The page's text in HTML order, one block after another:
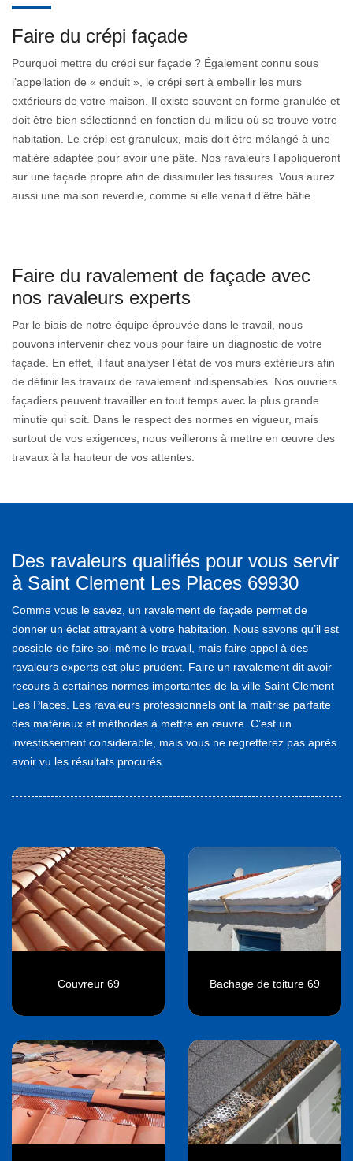
Faire du crépi façade
Pourquoi mettre du crépi sur façade ? Également connu sous
l’appellation de « enduit », le crépi sert à embellir les murs
extérieurs de votre maison. Il existe souvent en forme granulée et
doit être bien sélectionné en fonction du milieu où se trouve votre
habitation. Le crépi est granuleux, mais doit être mélangé à une
matière adaptée pour avoir une pâte. Nos ravaleurs l’appliqueront
sur une façade propre afin de dissimuler les fissures. Vous aurez
aussi une maison reverdie, comme si elle venait d’être bâtie.
Faire du ravalement de façade avec
nos ravaleurs experts
Par le biais de notre équipe éprouvée dans le travail, nous
pouvons intervenir chez vous pour faire un diagnostic de votre
façade. En effet, il faut analyser l’état de vos murs extérieurs afin
de définir les travaux de ravalement indispensables. Nos ouvriers
façadiers peuvent travailler en tout temps avec la plus grande
minutie qui soit. Dans le respect des normes en vigueur, mais
surtout de vos exigences, nous veillerons à mettre en œuvre des
travaux à la hauteur de vos attentes.
Des ravaleurs qualifiés pour vous servir
à Saint Clement Les Places 69930
Comme vous le savez, un ravalement de façade permet de
donner un éclat attrayant à votre habitation. Nous savons qu’il est
possible de faire soi-même le travail, mais faire appel à des
ravaleurs experts est plus prudent. Faire un ravalement dit avoir
recours à certaines normes importantes de la ville Saint Clement
Les Places. Les ravaleurs professionnels ont la maîtrise parfaite
des matériaux et méthodes à mettre en œuvre. C’est un
investissement considérable, mais vous ne regretterez pas après
avoir vu les résultats procurés.
Couvreur 69 Bachage de toiture 69